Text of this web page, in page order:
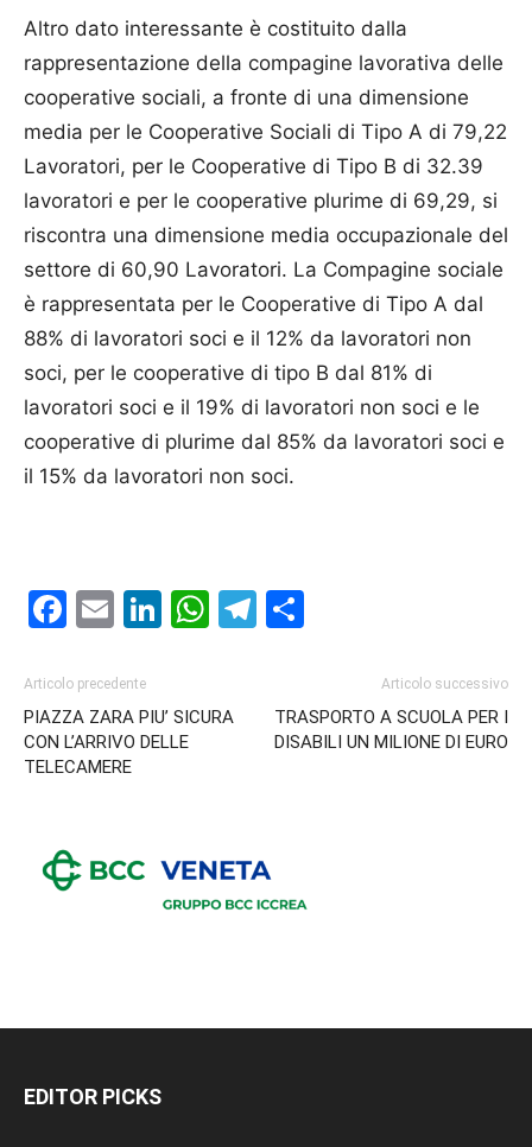
Altro dato interessante è costituito dalla
rappresentazione della compagine lavorativa delle
cooperative sociali, a fronte di una dimensione
media per le Cooperative Sociali di Tipo A di 79,22
Lavoratori, per le Cooperative di Tipo B di 32.39
lavoratori e per le cooperative plurime di 69,29, si
riscontra una dimensione media occupazionale del
settore di 60,90 Lavoratori. La Compagine sociale
è rappresentata per le Cooperative di Tipo A dal
88% di lavoratori soci e il 12% da lavoratori non
soci, per le cooperative di tipo B dal 81% di
lavoratori soci e il 19% di lavoratori non soci e le
cooperative di plurime dal 85% da lavoratori soci e
il 15% da lavoratori non soci.
Facebook
EmailLinkedIn
WhatsApp
Telegram
Articolo precedente
PIAZZA ZARA PIU’ SICURA
CON L’ARRIVO DELLE
TELECAMERE
Articolo successivo
TRASPORTO A SCUOLA PER I
DISABILI UN MILIONE DI EURO
EDITOR PICKS